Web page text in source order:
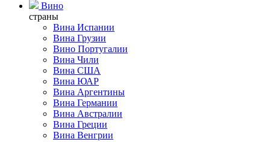
Вино
страны
Вина Испании
Вина Грузии
Вино Португалии
Вина Чили
Вина США
Вина ЮАР
Вина Аргентины
Вина Германии
Вина Австралии
Вина Греции
Вина Венгрии